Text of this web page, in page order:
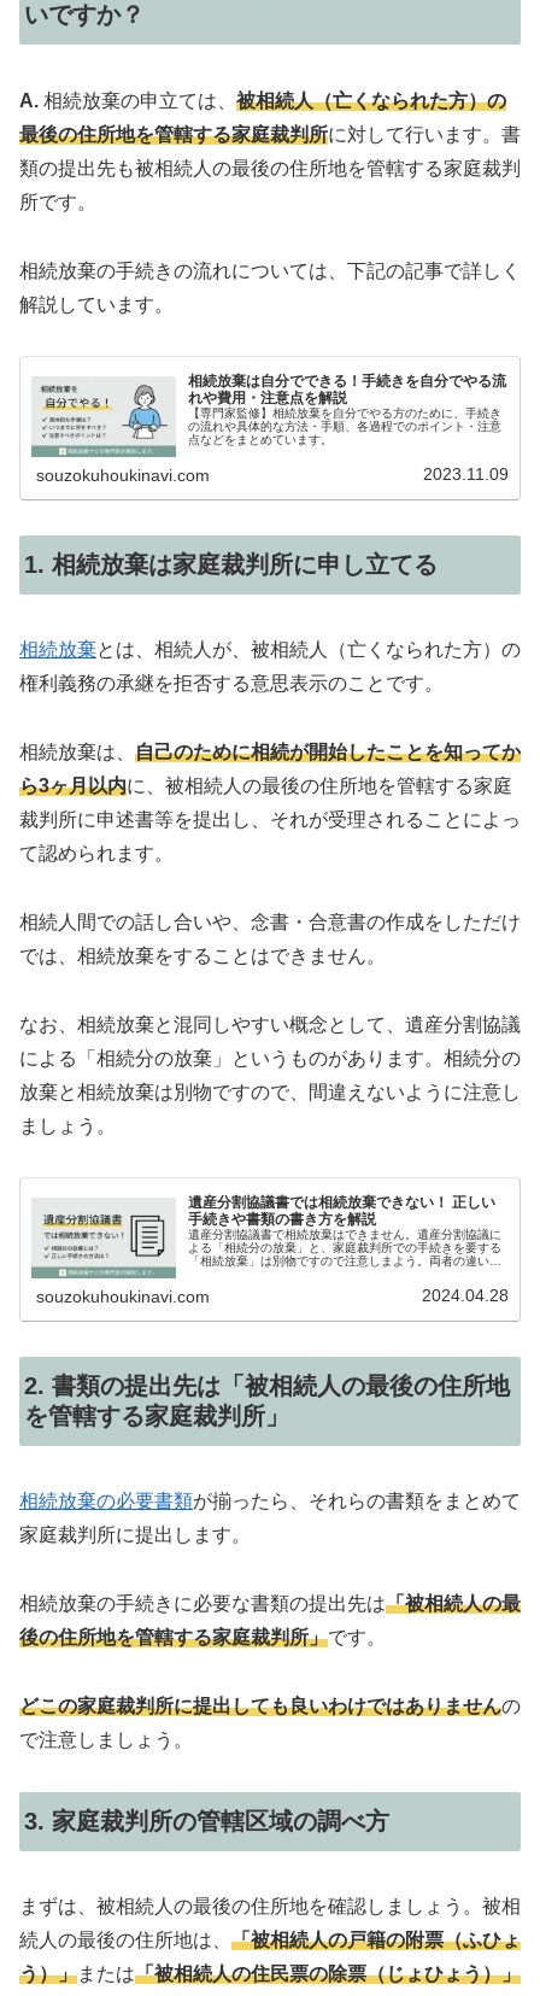
いですか？
A. 相続放棄の申立ては、 被相続人（亡くなられた方）の
最後の住所地を管轄する家庭裁判所に対して行います。書
類の提出先も被相続人の最後の住所地を管轄する家庭裁判
所です。
相続放棄の手続きの流れについては、下記の記事で詳しく
解説しています。
相続放棄は自分でできる！手続きを自分でやる流
れや費用・注意点を解説
【専門家監修】相続放棄を自分でやる方のために、手続き
の流れや具体的な方法・手順、各過程でのポイント・注意
点などをまとめています。
souzokuhoukinavi.com 2023.11.09
1. 相続放棄は家庭裁判所に申し立てる
相続放棄とは、相続人が、被相続人（亡くなられた方）の
権利義務の承継を拒否する意思表示のことです。
相続放棄は、 自己のために相続が開始したことを知ってか
ら3ヶ月以内に、被相続人の最後の住所地を管轄する家庭
裁判所に申述書等を提出し、それが受理されることによっ
て認められます。
相続人間での話し合いや、念書・合意書の作成をしただけ
では、相続放棄をすることはできません。
なお、相続放棄と混同しやすい概念として、遺産分割協議
による「相続分の放棄」というものがあります。相続分の
放棄と相続放棄は別物ですので、間違えないように注意し
ましょう。
遺産分割協議書では相続放棄できない！ 正しい
手続きや書類の書き方を解説
遺産分割協議書で相続放棄はできません。遺産分割協議に
よる「相続分の放棄」と、家庭裁判所での手続きを要する
「相続放棄」は別物ですので注意しまよう。両者の違いや
souzokuhoukinavi.com 2024.04.28
2. 書類の提出先は「被相続人の最後の住所地
を管轄する家庭裁判所」
相続放棄の必要書類が揃ったら、それらの書類をまとめて
家庭裁判所に提出します。
相続放棄の手続きに必要な書類の提出先は「被相続人の最
後の住所地を管轄する家庭裁判所」です。
どこの家庭裁判所に提出しても良いわけではありませんの
で注意しましょう。
3. 家庭裁判所の管轄区域の調べ方
まずは、被相続人の最後の住所地を確認しましょう。被相
続人の最後の住所地は、 「被相続人の戸籍の附票（ふひょ
う）」または「被相続人の住民票の除票（じょひょう）」